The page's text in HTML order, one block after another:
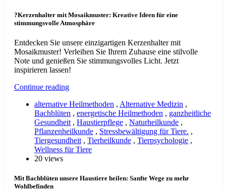
?Kerzenhalter mit Mosaikmuster: Kreative Ideen für eine
stimmungsvolle Atmosphäre
Entdecken Sie unsere einzigartigen Kerzenhalter mit
Mosaikmuster! Verleihen Sie Ihrem Zuhause eine stilvolle
Note und genießen Sie stimmungsvolles Licht. Jetzt
inspirieren lassen!
Continue reading
alternative Heilmethoden , Alternative Medizin ,
Bachblüten , energetische Heilmethoden , ganzheitliche
Gesundheit , Haustierpflege , Naturheilkunde ,
Pflanzenheilkunde , Stressbewältigung für Tiere. ,
Tiergesundheit , Tierheilkunde , Tierpsychologie ,
Wellness für Tiere
20 views
Mit Bachblüten unsere Haustiere heilen: Sanfte Wege zu mehr
Wohlbefinden